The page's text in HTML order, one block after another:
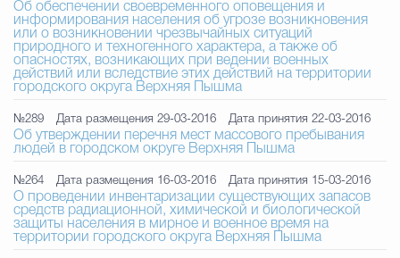
Об обеспечении своевременного оповещения и
информирования населения об угрозе возникновения
или о возникновении чрезвычайных ситуаций
природного и техногенного характера, а также об
опасностях, возникающих при ведении военных
действий или вследствие этих действий на территории
городского округа Верхняя Пышма
№289 Дата размещения 29-03-2016 Дата принятия 22-03-2016
Об утверждении перечня мест массового пребывания
людей в городском округе Верхняя Пышма
№264 Дата размещения 16-03-2016 Дата принятия 15-03-2016
О проведении инвентаризации существующих запасов
средств радиационной, химической и биологической
защиты населения в мирное и военное время на
территории городского округа Верхняя Пышма